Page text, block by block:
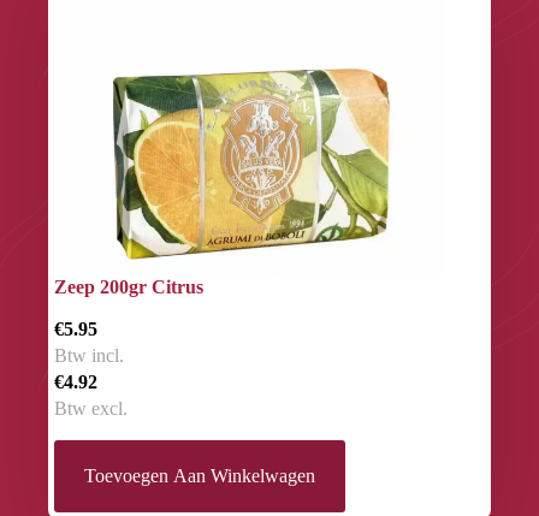
Zeep 200gr Citrus
€5.95
Btw incl.
€4.92
Btw excl.
Toevoegen Aan Winkelwagen